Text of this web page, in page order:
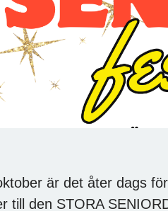
är det åter dags
till den STORA